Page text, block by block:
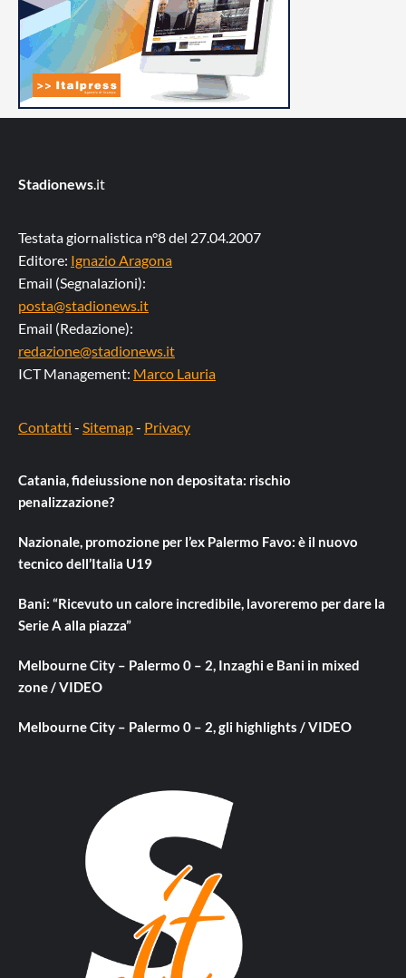
Stadionews.it
Testata giornalistica n°8 del 27.04.2007
Editore: Ignazio Aragona
Email (Segnalazioni):
posta@stadionews.it
Email (Redazione):
redazione@stadionews.it
ICT Management: Marco Lauria
Contatti - Sitemap- Privacy
Catania, fideiussione non depositata: rischio
penalizzazione?
Nazionale, promozione per l’ex Palermo Favo: è il nuovo
tecnico dell’Italia U19
Bani: “Ricevuto un calore incredibile, lavoreremo per dare la
Serie A alla piazza”
Melbourne City – Palermo 0 – 2, Inzaghi e Bani in mixed
zone / VIDEO
Melbourne City – Palermo 0 – 2, gli highlights / VIDEO